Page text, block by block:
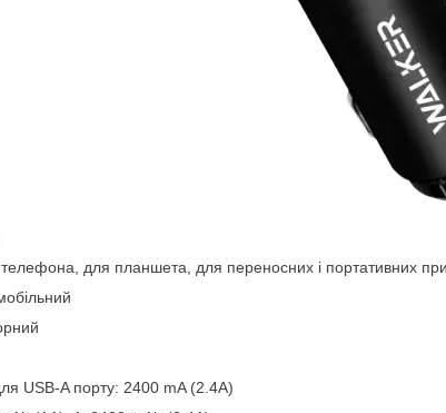
для планшета, для переносних і портативних
USB-A порту: 2400 mA (2.4А)